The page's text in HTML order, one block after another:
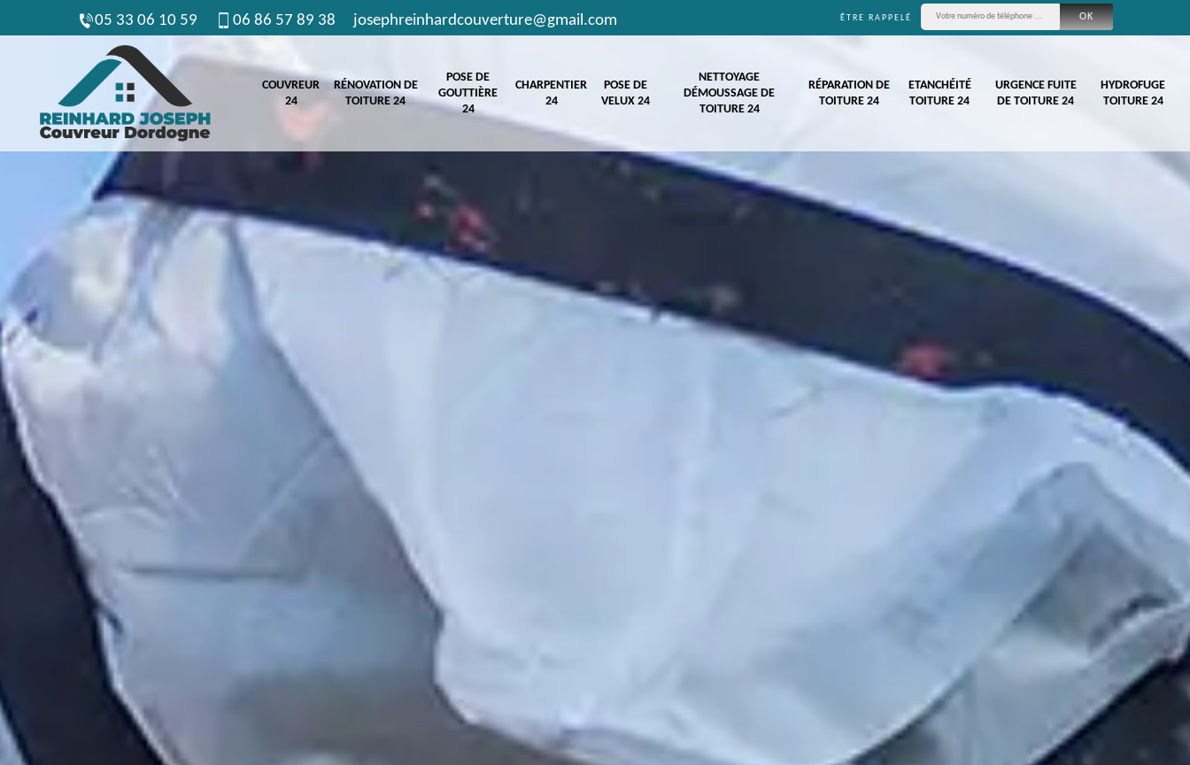
05 33 06 10 59 06 86 57 89 38 josephreinhardcouverture@gmail.com ÊTRE RAPPELÉ
COUVREUR
24
RÉNOVATION DE
TOITURE 24
POSE DE
GOUTTIÈRE
24
CHARPENTIER
24
POSE DE
VELUX 24
NETTOYAGE
DÉMOUSSAGE DE
TOITURE 24
RÉPARATION DE
TOITURE 24
ETANCHÉITÉ
TOITURE 24
URGENCE FUITE
DE TOITURE 24
HYDROFUGE
TOITURE 24